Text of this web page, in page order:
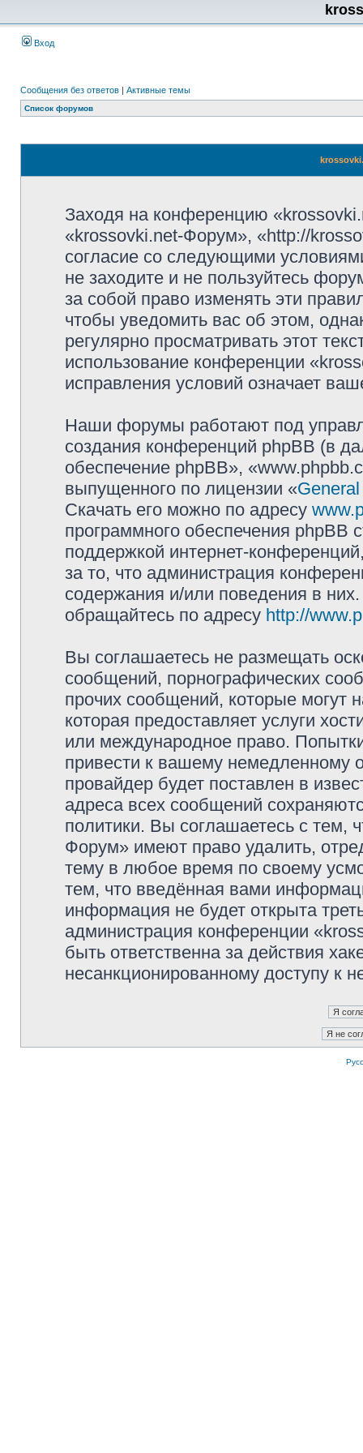
Вход
Сообщения без ответов | Активные темы
Список форумов
Заходя на конференцию
«krossovki.net-Форум», «http://
согласие со следующими
не заходите и не пользуйтесь
за собой право изменять эти
чтобы уведомить вас об этом,
регулярно просматривать этот
использование конференции
исправления условий означает
Наши форумы работают под
создания конференций phpBB (в
обеспечение phpBB»,
выпущенного по лицензии «
Скачать его можно по адресу
программного обеспечения phpBB
поддержкой интернет-
за то, что администрация
содержания и/или поведения в
обращайтесь по адресу http://
Вы соглашаетесь не размещать
сообщений, порнографических
прочих сообщений, которые могут
которая предоставляет услуги
или международное право.
привести к вашему немедленному
провайдер будет поставлен в
адреса всех сообщений
политики. Вы соглашаетесь с тем,
Форум» имеют право удалить,
тему в любое время по своему
тем, что введённая вами
информация не будет открыта
администрация конференции
быть ответственна за действия
несанкционированному доступу к